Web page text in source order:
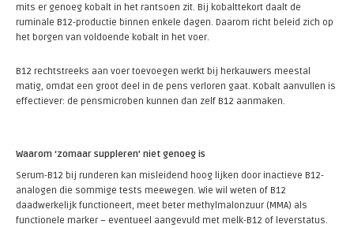
mits er genoeg kobalt in het rantsoen zit. Bij kobalttekort daalt de
ruminale B12-productie binnen enkele dagen. Daarom richt beleid zich op
het borgen van voldoende kobalt in het voer.
B12 rechtstreeks aan voer toevoegen werkt bij herkauwers meestal
matig, omdat een groot deel in de pens verloren gaat. Kobalt aanvullen is
effectiever: de pensmicroben kunnen dan zelf B12 aanmaken.
Waarom ‘zomaar suppleren’ niet genoeg is
Serum-B12 bij runderen kan misleidend hoog lijken door inactieve B12-
analogen die sommige tests meewegen. Wie wil weten of B12
daadwerkelijk functioneert, meet beter methylmalonzuur (MMA) als
functionele marker – eventueel aangevuld met melk-B12 of leverstatus.